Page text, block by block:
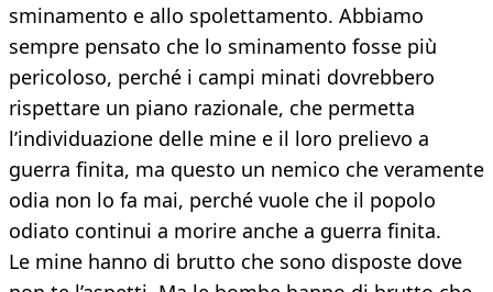
sminamento e allo spolettamento. Abbiamo
sempre pensato che lo sminamento fosse più
pericoloso, perché i campi minati dovrebbero
rispettare un piano razionale, che permetta
l’individuazione delle mine e il loro prelievo a
guerra finita, ma questo un nemico che veramente
odia non lo fa mai, perché vuole che il popolo
odiato continui a morire anche a guerra finita.
Le mine hanno di brutto che sono disposte dove